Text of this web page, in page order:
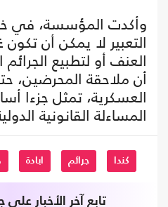
وأكدت المؤسسة، في
التعبير لا يمكن أن
العنف أو لتطبيع
أن ملاحقة المحرضين،
العسكرية، تمثل جزءا
المساءلة القانونية
كندا جرائم ابادة
تابع آخر الأخبار على